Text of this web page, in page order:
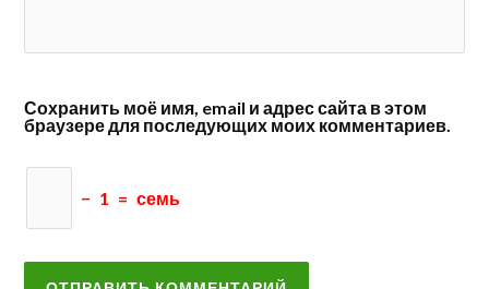
Сохранить моё имя, email и адрес сайта в этом
браузере для последующих моих комментариев.
− 1 = семь